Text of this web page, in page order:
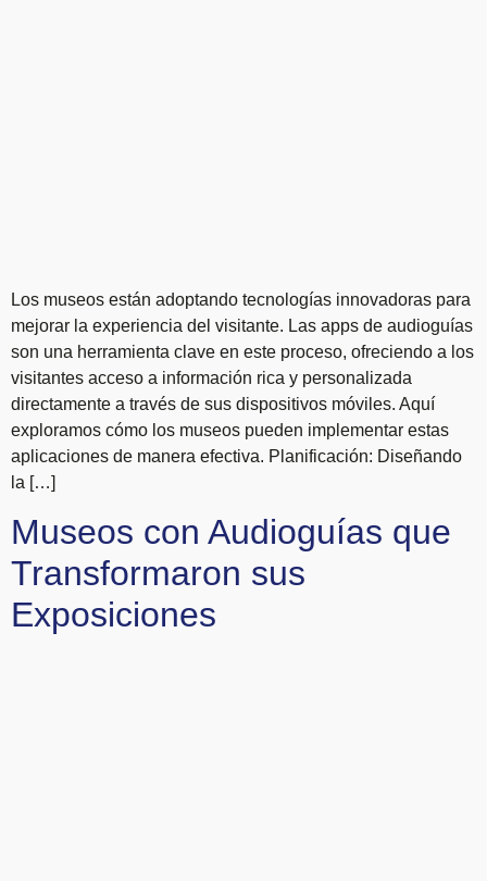
Los museos están adoptando tecnologías innovadoras para
mejorar la experiencia del visitante. Las apps de audioguías
son una herramienta clave en este proceso, ofreciendo a los
visitantes acceso a información rica y personalizada
directamente a través de sus dispositivos móviles. Aquí
exploramos cómo los museos pueden implementar estas
aplicaciones de manera efectiva. Planificación: Diseñando
la […]
Museos con Audioguías que
Transformaron sus
Exposiciones